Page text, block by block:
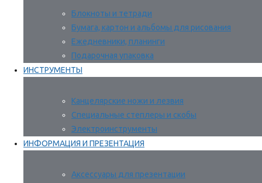
Блокноты и тетради
Бумага, картон и альбомы для рисования
Ежедневники, планинги
Подарочная упаковка
ИНСТРУМЕНТЫ
Канцелярские ножи и лезвия
Специальные степлеры и скобы
Электроинструменты
ИНФОРМАЦИЯ И ПРЕЗЕНТАЦИЯ
Аксессуары для презентации